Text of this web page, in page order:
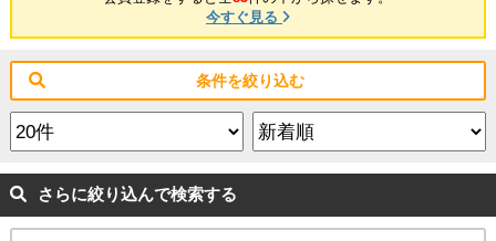
今すぐ見る
条件を絞り込む
さらに絞り込んで検索する